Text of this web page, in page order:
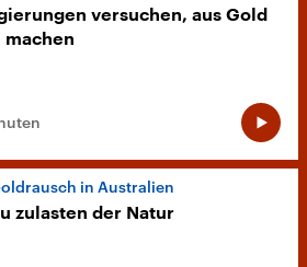
versuchen, aus Gold
machen
in Australien
zulasten der Natur